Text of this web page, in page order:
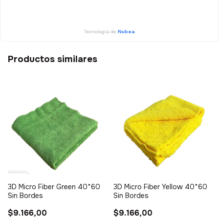
Tecnología de Nubea
Productos similares
3D Micro Fiber Green 40*60
Sin Bordes
$9.166,00
3D Micro Fiber Yellow 40*60
Sin Bordes
$9.166,00